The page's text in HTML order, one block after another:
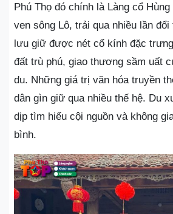
Phú Thọ đó chính là Làng cổ
ven sông Lô, trải qua nhiều lần đổi
lưu giữ được nét cổ kính đặc
đất trù phú, giao thương sầm uất
du. Những giá trị văn hóa truyền
dân gìn giữ qua nhiều thế hệ. Du
dịp tìm hiểu cội nguồn và không
bình.